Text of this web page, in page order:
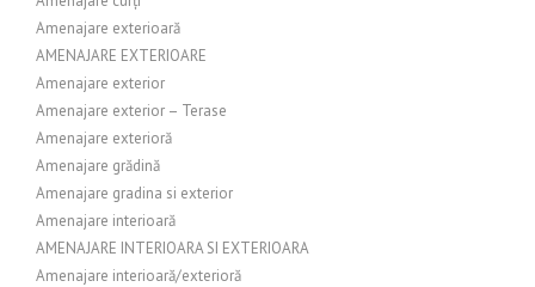
Amenajare exterioară
AMENAJARE EXTERIOARE
Amenajare exterior
Amenajare exterior – Terase
Amenajare exterioră
Amenajare grădină
Amenajare gradina si exterior
Amenajare interioară
AMENAJARE INTERIOARA SI EXTERIOARA
Amenajare interioară/exterioră